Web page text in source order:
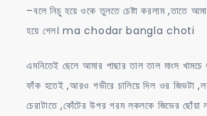
–বলে নিচু হয়ে ওকে তুলতে চেষ্টা করলাম ,তাতে
হয়ে গেল। ma chodar bangla choti
এমনিতেই ছেলে আমার পাছার তাল তাল মাংস
ফাঁক হতেই ,আরও গভীরে চালিয়ে দিল ওর জিভটা
চেরাটাতে ,কোঁটের উপর গরম লকলকে জিভের ছোঁয়া